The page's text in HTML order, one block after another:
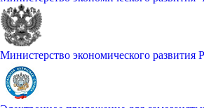
Министерство экономического развития